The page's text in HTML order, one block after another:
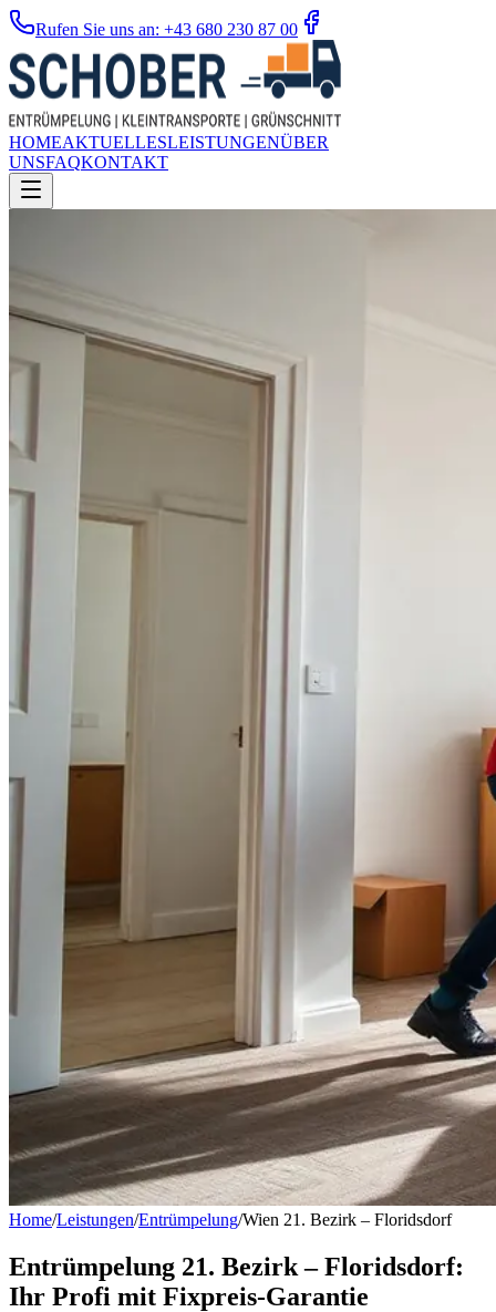
Rufen Sie uns an: +43 680 230 87 00
HOMEAKTUELLESLEISTUNGENÜBER
UNSFAQKONTAKT
Home/Leistungen/Entrümpelung/Wien 21. Bezirk – Floridsdorf
Entrümpelung 21. Bezirk – Floridsdorf:
Ihr Profi mit Fixpreis-Garantie